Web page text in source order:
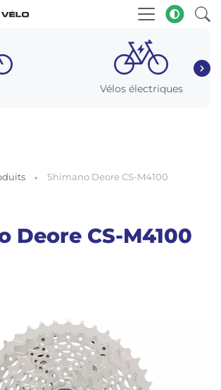
Vélos électriques
Shimano Deore CS-M4100
Deore CS-M4100